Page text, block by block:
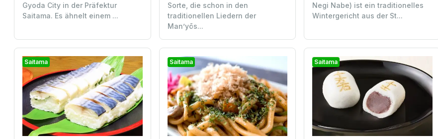
Gyoda City in der Präfektur
Saitama. Es ähnelt einem ...
Sorte, die schon in den
traditionellen Liedern der
Man’yōs...
Negi Nabe) ist ein traditionelles
Wintergericht aus der St...
Saitama Saitama Saitama